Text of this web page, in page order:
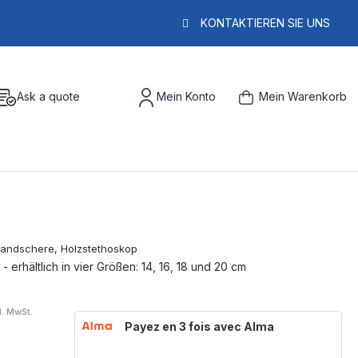
KONTAKTIEREN SIE UNS
Ask a quote Mein Konto Mein Warenkorb
in vier Größen: 14, 16, 18 und 20 cm
MwSt.
Payez en 3 fois avec Alma